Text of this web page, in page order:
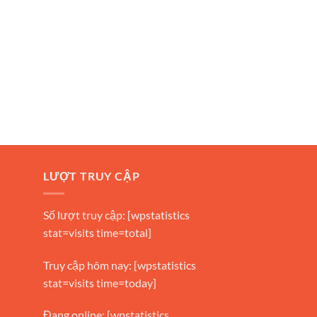
LƯỢT TRUY CẬP
Số lượt truy cập: [wpstatistics
stat=visits time=total]
Truy cập hôm nay: [wpstatistics
stat=visits time=today]